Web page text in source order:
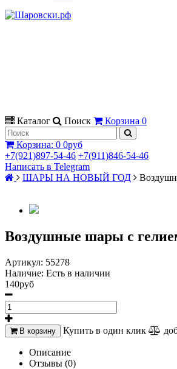
Каталог
Поиск Корзина 0
Корзина: 0 0руб
+7(921)897-54-46 +7(911)846-54-46
Написать в Telegram
ШАРЫ НА НОВЫЙ ГОД
Воздушные шары с
Артикул: 55278
Наличие: Есть в наличии
140руб
В корзину Купить в один клик
Описание
Отзывы (0)